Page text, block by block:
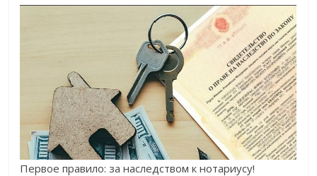
Первое правило: за наследством к нотариусу!